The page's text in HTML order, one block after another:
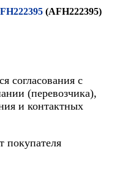
(AFH222395)
согласования с
(перевозчика),
и контактных
покупателя